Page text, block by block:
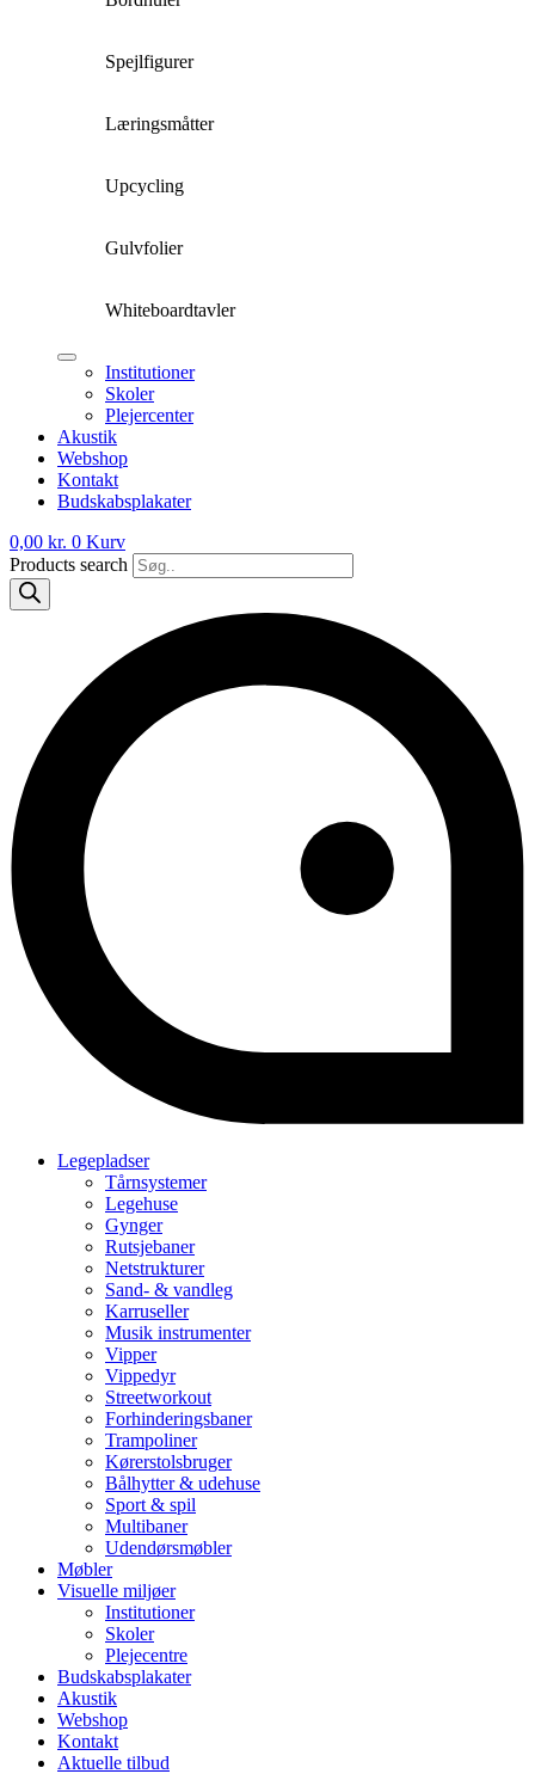
Spejlfigurer
Læringsmåtter
Upcycling
Gulvfolier
Whiteboardtavler
Institutioner
Skoler
Plejercenter
Akustik
Webshop
Kontakt
Budskabsplakater
0,00 kr. 0 Kurv
Products search
Legepladser
Tårnsystemer
Legehuse
Gynger
Rutsjebaner
Netstrukturer
Sand- & vandleg
Karruseller
Musik instrumenter
Vipper
Vippedyr
Streetworkout
Forhinderingsbaner
Trampoliner
Kørerstolsbruger
Bålhytter & udehuse
Sport & spil
Multibaner
Udendørsmøbler
Møbler
Visuelle miljøer
Institutioner
Skoler
Plejecentre
Budskabsplakater
Akustik
Webshop
Kontakt
Aktuelle tilbud